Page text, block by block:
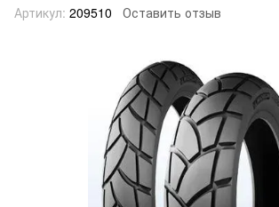
Артикул: 209510 Оставить отзыв